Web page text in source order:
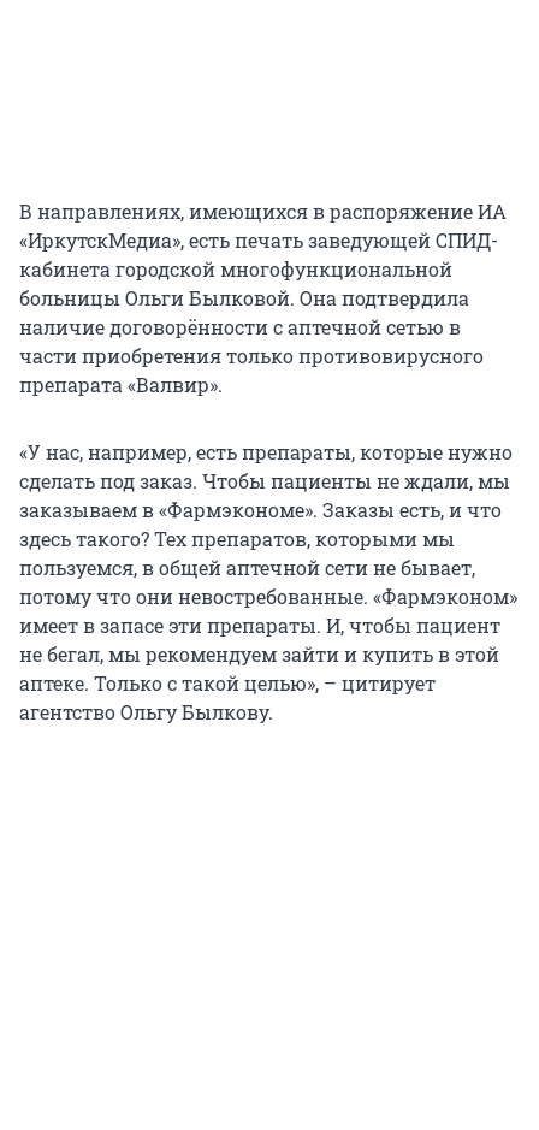
В направлениях, имеющихся в распоряжение ИА
«ИркутскМедиа», есть печать заведующей СПИД-
кабинета городской многофункциональной
больницы Ольги Былковой. Она подтвердила
наличие договорённости с аптечной сетью в
части приобретения только противовирусного
препарата «Валвир».
«У нас, например, есть препараты, которые нужно
сделать под заказ. Чтобы пациенты не ждали, мы
заказываем в «Фармэкономе». Заказы есть, и что
здесь такого? Тех препаратов, которыми мы
пользуемся, в общей аптечной сети не бывает,
потому что они невостребованные. «Фармэконом»
имеет в запасе эти препараты. И, чтобы пациент
не бегал, мы рекомендуем зайти и купить в этой
аптеке. Только с такой целью», – цитирует
агентство Ольгу Былкову.